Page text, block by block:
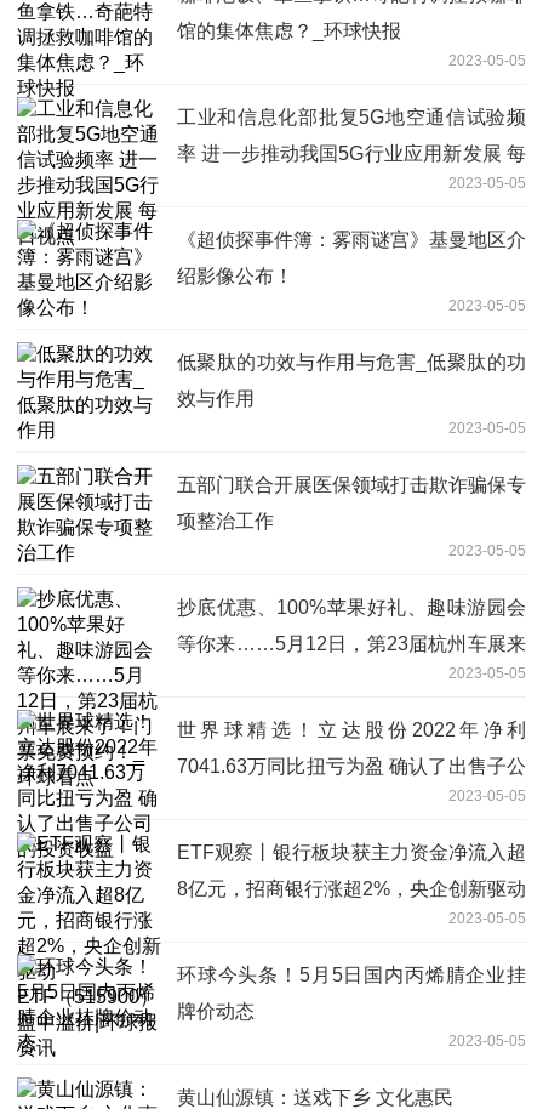
馆的集体焦虑？_环球快报
2023-05-05
工业和信息化部批复5G地空通信试验频
率 进一步推动我国5G行业应用新发展 每
2023-05-05
《超侦探事件簿：雾雨谜宫》基曼地区介
绍影像公布！
2023-05-05
低聚肽的功效与作用与危害_低聚肽的功
效与作用
2023-05-05
五部门联合开展医保领域打击欺诈骗保专
项整治工作
2023-05-05
抄底优惠、100%苹果好礼、趣味游园会
等你来……5月12日，第23届杭州车展来
2023-05-05
世界球精选！立达股份2022年净利
7041.63万同比扭亏为盈 确认了出售子公
2023-05-05
ETF观察丨银行板块获主力资金净流入超
8亿元，招商银行涨超2%，央企创新驱动
ETF（515900）盘中溢价|环球报资讯
2023-05-05
环球今头条！5月5日国内丙烯腈企业挂
牌价动态
2023-05-05
黄山仙源镇：送戏下乡 文化惠民